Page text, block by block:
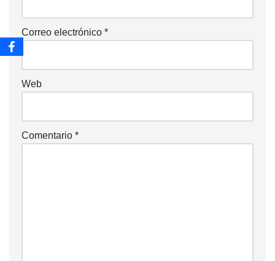
Correo electrónico *
Web
Comentario *